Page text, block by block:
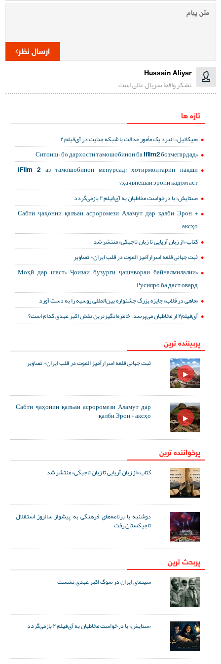
ارسال نظر
Hussain Aliyar
تشکر واقعا سریال عالی است
تازه ها
«میکائیل»؛ نبرد یک مأمور عدالت با شبکه جنایت در آی‌فیلم ۲
«Ситоиш» бо дархости тамошобинон ба Ifilm2 бозмегардад
IFilm 2 аз тамошобинон мепурсад: хотирмонтарин нақши
ҳаҷвпешаи эронӣ кадом аст?
«ستایش» با درخواست مخاطبان به آی‌فیلم ۲ بازمی‌گردد
Сабти ҷаҳонии қалъаи асроромези Аламут дар қалби Эрон +
аксҳо
کتاب «از زبان آریایی تا زبان تاجیکی» منتشر شد
ثبت جهانی قلعه اسرارآمیز الموت در قلب ایران+ تصاویر
«Моҳӣ дар шаст» Ҷоизаи бузурги ҷашнвораи байналмилалии
Русияро ба даст овард
«ماهی در قلاب» جایزه بزرگ جشنواره بین‌المللی روسیه را به دست آورد
آی‌فیلم۲ از مخاطبان می‌پرسد؛ خاطره‌انگیزترین نقش اکبر عبدی کدام است؟
پربیننده ترین
ثبت جهانی قلعه اسرارآمیز الموت در قلب ایران+ تصاویر
Сабти ҷаҳонии қалъаи асроромези Аламут дар
қалби Эрон + аксҳо
پرخواننده ترین
کتاب «از زبان آریایی تا زبان تاجیکی» منتشر شد
دوشنبه با برنامه‌های فرهنگی به پیشواز سالروز استقلال
تاجیکستان رفت
پربحث ترین
سینمای ایران در سوگ اکبر عبدی نشست
«ستایش» با درخواست مخاطبان به آی‌فیلم ۲ بازمی‌گردد